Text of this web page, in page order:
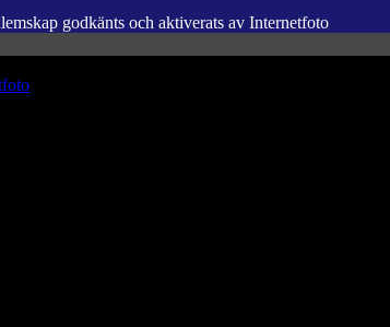
godkänts och aktiverats av Internetfoto